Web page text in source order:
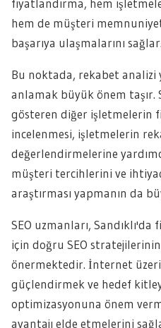
fiyatlandırma, hem
hem de müşteri
başarıya ulaşmalarını sağlar.
Bu noktada, rekabet analizi
anlamak büyük önem taşır.
gösteren diğer işletmelerin
incelenmesi, işletmelerin
değerlendirmelerine
müşteri tercihlerini ve
araştırması yapmanın da
SEO uzmanları,
için doğru SEO stratejilerinin
önermektedir. İnternet
güçlendirmek ve hedef
optimizasyonuna önem
avantajı elde etmelerini